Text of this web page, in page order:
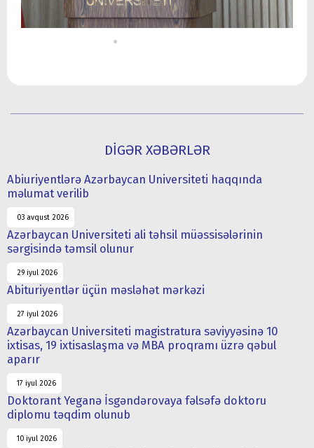
DİGƏR XƏBƏRLƏR
Abiuriyentlərə Azərbaycan Universiteti haqqında
məlumat verilib
03 avqust 2026
Azərbaycan Universiteti ali təhsil müəssisələrinin
sərgisində təmsil olunur
29 iyul 2026
Abituriyentlər üçün məsləhət mərkəzi
27 iyul 2026
Azərbaycan Universiteti magistratura səviyyəsinə 10
ixtisas, 19 ixtisaslaşma və MBA proqramı üzrə qəbul
aparır
17 iyul 2026
Doktorant Yeganə İsgəndərovaya fəlsəfə doktoru
diplomu təqdim olunub
10 iyul 2026